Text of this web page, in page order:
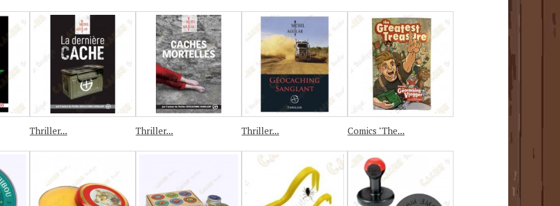
Thriller... Thriller... Thriller... Comics "The...